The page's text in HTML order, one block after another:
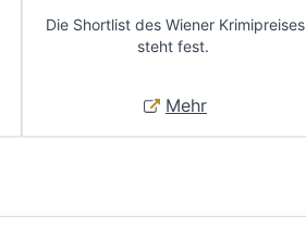
Die Shortlist des Wiener Krimipreises
steht fest.
Mehr